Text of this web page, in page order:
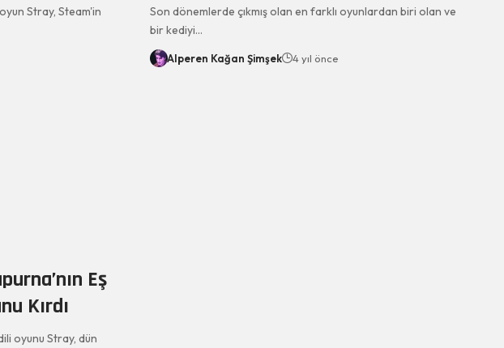
oyun Stray, Steam'in
Son dönemlerde çıkmış olan en farklı oyunlardan biri olan ve
bir kediyi…
Alperen Kağan Şimşek 4 yıl önce
Eş
Kırdı
oyunu Stray, dün